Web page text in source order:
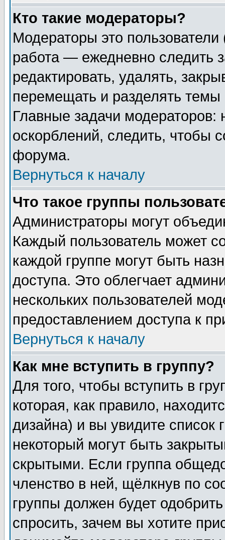
Кто такие модераторы?
Модераторы это
работа — ежедневно следить
редактировать, удалять,
перемещать и разделять
Главные задачи
оскорблений, следить, чтобы
форума.
Вернуться к началу
Что такое группы
Администраторы могут
Каждый пользователь может
каждой группе могут быть
доступа. Это облегчает
нескольких пользователей
предоставлением доступа к
Вернуться к началу
Как мне вступить в группу?
Для того, чтобы вступить в
которая, как правило,
дизайна) и вы увидите список
некоторый могут быть
скрытыми. Если группа
членство в ней, щёлкнув по
группы должен будет
спросить, зачем вы хотите